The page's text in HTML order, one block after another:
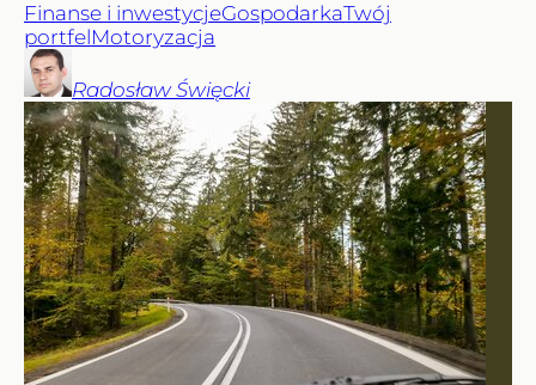
Finanse i inwestycjeGospodarkaTwój
portfelMotoryzacja
Radosław Święcki